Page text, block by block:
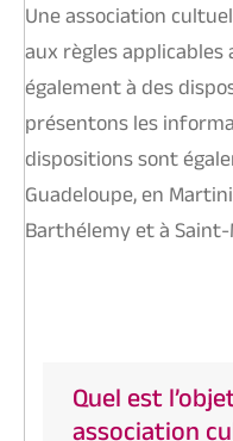
Une association
aux règles applicables
également à des
présentons les
dispositions sont
Guadeloupe, en
Barthélemy et à
Quel est